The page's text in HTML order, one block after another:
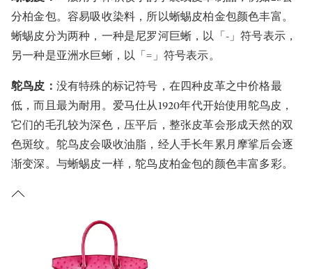
分柏金包。容易吸收染料，所以蜥蜴皮柏金包颜色丰富。
蜥蜴皮分为两种，一种是尼罗河巨蜥，以「-」符号表示，
另一种是亚洲水巨蜥，以「=」符号表示。
鸵鸟皮： 没有特殊的标记符号，在四种皮革之中价格最
低，而且最为耐用。爱马仕从1920年代开始使用鸵鸟皮，
它们的毛孔较为深色，压平后，整张皮革会形成天然的双
色斑纹。鸵鸟皮会吸收油脂，经人手长年累月摩挲后会逐
渐变深。与蜥蜴皮一样，鸵鸟皮柏金包的颜色丰富多彩。